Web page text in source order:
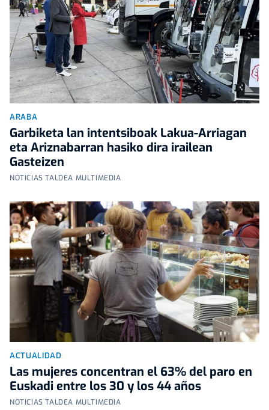
ARABA
Garbiketa lan intentsiboak Lakua-Arriagan
eta Ariznabarran hasiko dira irailean
Gasteizen
NOTICIAS TALDEA MULTIMEDIA
ACTUALIDAD
Las mujeres concentran el 63% del paro en
Euskadi entre los 30 y los 44 años
NOTICIAS TALDEA MULTIMEDIA